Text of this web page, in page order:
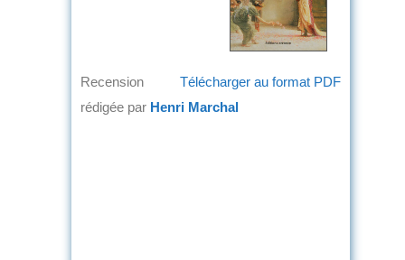
Télécharger au format PDF
Recension
rédigée par Henri Marchal